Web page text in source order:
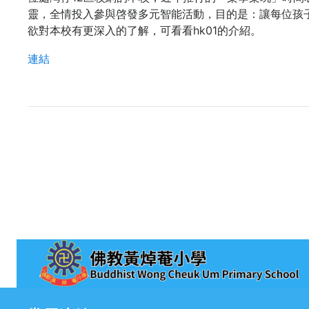
靈，全情投入參與啓發多元智能活動，目的是：讓每位孩
欲對本校有更深入的了解，可看看hk01的介紹。
連結